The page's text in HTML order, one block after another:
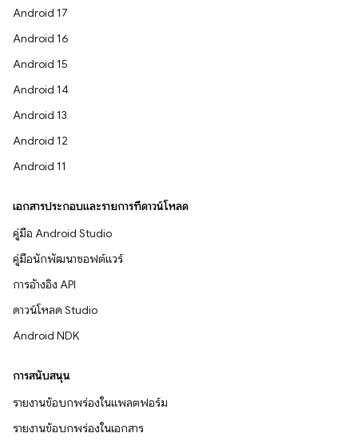
Android 17
Android 16
Android 15
Android 14
Android 13
Android 12
Android 11
เอกสารประกอบและรายการที่ดาวน์โหลด
คู่มือ Android Studio
คู่มือนักพัฒนาซอฟต์แวร์
การอ้างอิง API
ดาวน์โหลด Studio
Android NDK
การสนับสนุน
รายงานข้อบกพร่องในแพลตฟอร์ม
รายงานข้อบกพร่องในเอกสาร